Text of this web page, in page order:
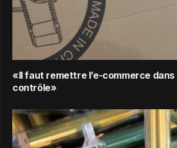
«Il faut remettre l’e-commerce
contrôle»